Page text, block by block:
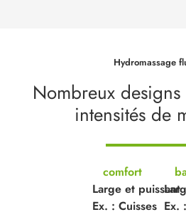
Hydromassage
Nombreux
intensités de
comfort
Large et puissant
Ex. : Cuisses Ex.